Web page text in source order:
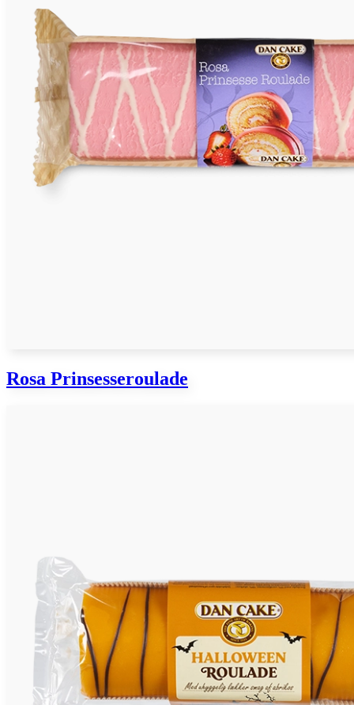
Rosa Prinsesseroulade